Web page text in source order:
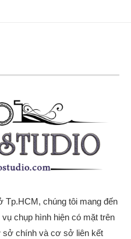
Tp.HCM, chúng tôi mang đến
chụp hình hiện có mặt trên
sở chính và cơ sở liên kết